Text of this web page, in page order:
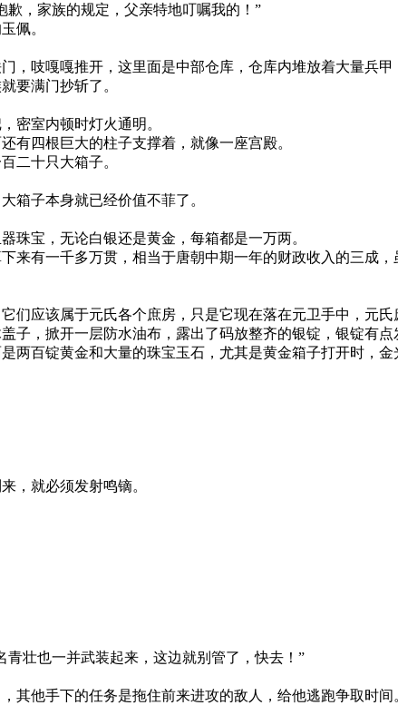
，家族的规定，父亲特地叮嘱我的！”
佩。
吱嘎嘎推开，这里面是中部仓库，仓库内堆放着大量兵
要满门抄斩了。
密室内顿时灯火通明。
有四根巨大的柱子支撑着，就像一座宫殿。
二十只大箱子。
箱子本身就已经价值不菲了。
珠宝，无论白银还是黄金，每箱都是一万两。
有一千多万贯，相当于唐朝中期一年的财政收入的三成
应该属于元氏各个庶房，只是它现在落在元卫手中，元氏
，掀开一层防水油布，露出了码放整齐的银锭，银锭有点
百锭黄金和大量的珠宝玉石，尤其是黄金箱子打开时，金
，就必须发射鸣镝。
壮也一并武装起来，这边就别管了，快去！”
其他手下的任务是拖住前来进攻的敌人，给他逃跑争取时间